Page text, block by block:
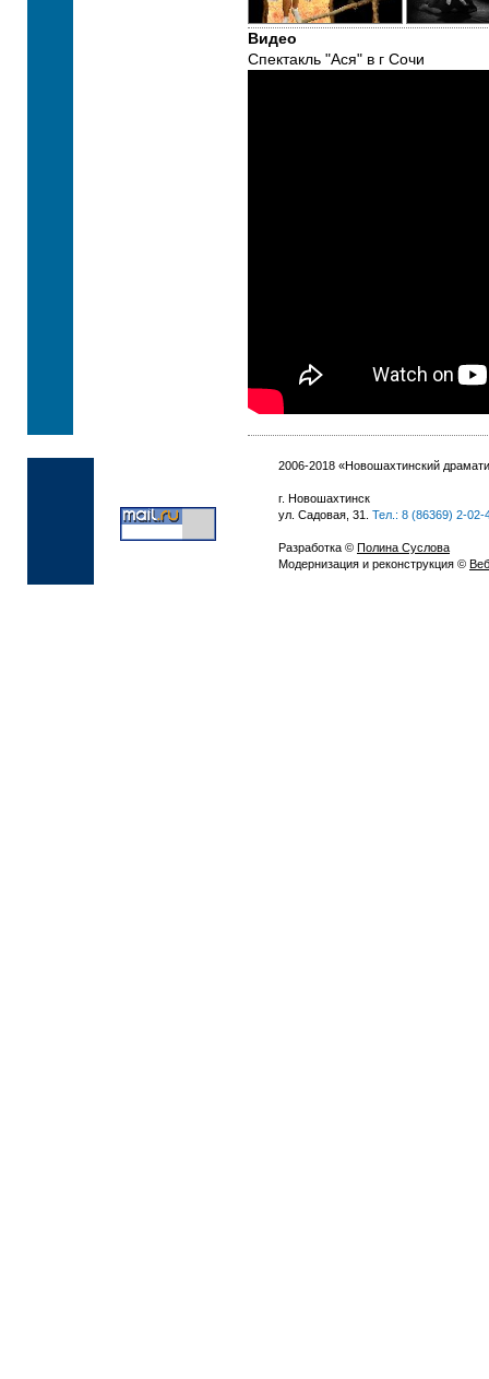
Видео
Спектакль "Ася" в г Сочи
2006-2018 «Новошахтинский
г. Новошахтинск
ул. Садовая, 31. Тел.: 8 (86369) 2-02-
Разработка © Полина Суслова
Модернизация и реконструкция ©